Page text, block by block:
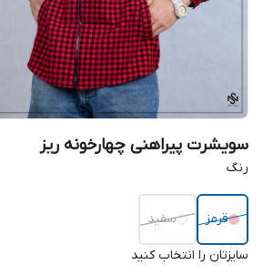
سویشرت پیراهنی چهارخونه ریز
رنگ
قرمز سفید
سایزتان را انتخاب کنید